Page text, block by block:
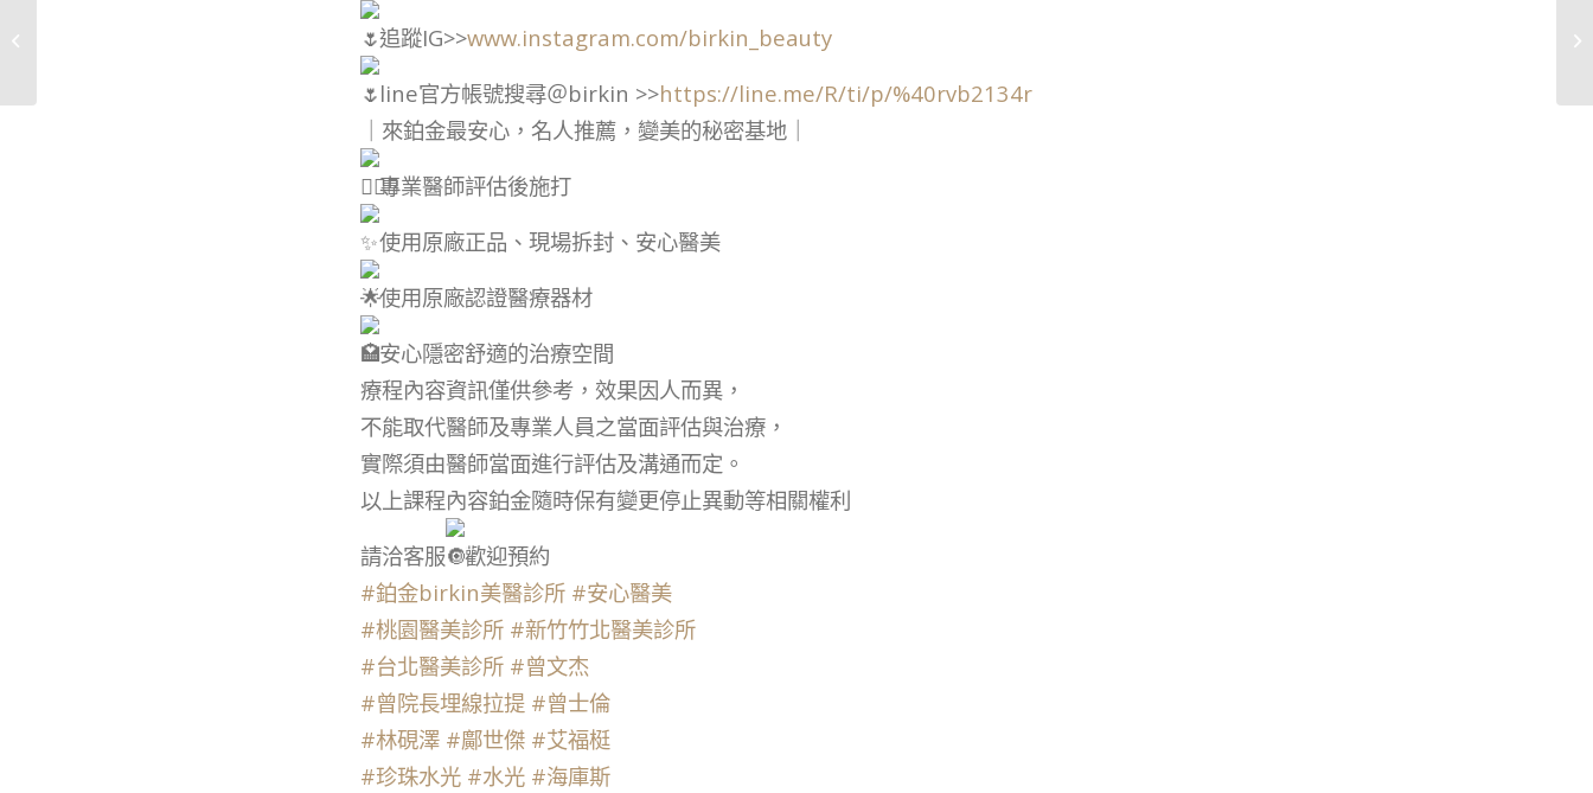
追蹤IG>>www.instagram.com/birkin_beauty
line官方帳號搜尋＠birkin >>https://line.me/R/ti/p/%40rvb2134r
｜來鉑金最安心，名人推薦，變美的秘密基地｜
專業醫師評估後施打
使用原廠正品、現場拆封、安心醫美
使用原廠認證醫療器材
安心隱密舒適的治療空間
療程內容資訊僅供參考，效果因人而異，
不能取代醫師及專業人員之當面評估與治療，
實際須由醫師當面進行評估及溝通而定。
以上課程內容鉑金隨時保有變更停止異動等相關權利
請洽客服
歡迎預約
#鉑金birkin美醫診所 #安心醫美
#桃園醫美診所 #新竹竹北醫美診所
#台北醫美診所 #曾文杰
#曾院長埋線拉提 #曾士倫
#林硯澤 #鄺世傑 #艾福梃
#珍珠水光 #水光 #海庫斯